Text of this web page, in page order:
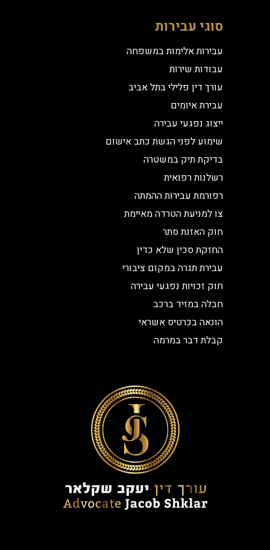
סוגי עבירות
עבירות אלימות במשפחה
עבודות שירות
עורך דין פלילי בתל אביב
עבירת איומים
ייצוג נפגעי עבירה
שימוע לפני הגשת כתב אישום
בדיקת תיק במשטרה
רשלנות רפואית
רפורמת עבירות ההמתה
צו למניעת הטרדה מאיימת
חוק האזנת סתר
החזקת סכין שלא כדין
עבירת תגרה במקום ציבורי
חוק זכויות נפגעי עבירה
חבלה במזיד ברכב
הונאה בכרטיס אשראי
קבלת דבר במרמה